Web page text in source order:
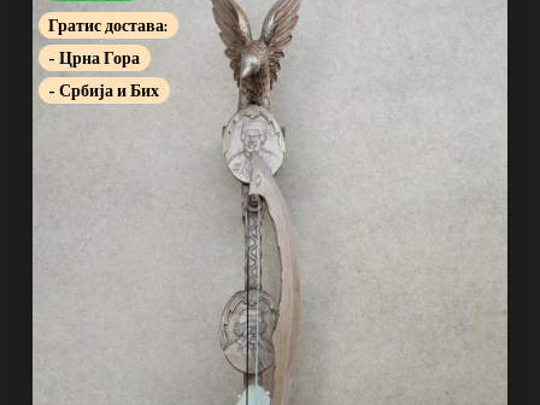
Гратис достава:
- Црна Гора
- Србија и Бих